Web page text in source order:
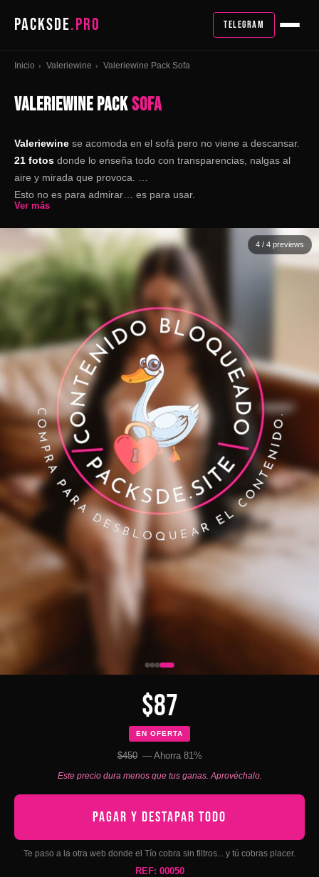
PACKSDE.PRO TELEGRAM
Inicio › Valeriewine › Valeriewine Pack Sofa
VALERIEWINE PACKSOFA
Valeriewine se acomoda en el sofá pero no viene a descansar.
21 fotos donde lo enseña todo con transparencias, nalgas al
aire y mirada que provoca.
Esto no es para admirar… es para usar.
Ver más
4 / 4 previews
$87
EN OFERTA
$450 — Ahorra 81%
Este precio dura menos que tus ganas. Aprovéchalo.
PAGAR Y DESTAPAR TODO
Te paso a la otra web donde el Tío cobra sin filtros... y tú cobras placer.
REF: 00050